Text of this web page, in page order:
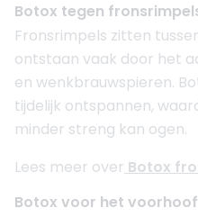
Botox tegen
Fronsrimpels zitten
ontstaan vaak door het
en wenkbrauwspieren.
tijdelijk ontspannen,
minder streng kan ogen.
Lees meer over Botox
Botox voor het